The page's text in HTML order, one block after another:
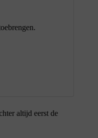
altijd eerst de